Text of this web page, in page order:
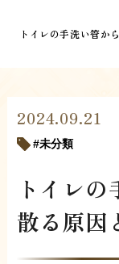
トイレの手洗い管か
2024.09.21
未分類
トイレ
散る原因